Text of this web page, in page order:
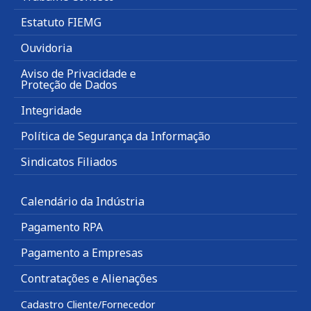
Estatuto FIEMG
Ouvidoria
Aviso de Privacidade e
Proteção de Dados
Integridade
Política de Segurança da Informação
Sindicatos Filiados
Calendário da Indústria
Pagamento RPA
Pagamento a Empresas
Contratações e Alienações
Cadastro Cliente/Fornecedor